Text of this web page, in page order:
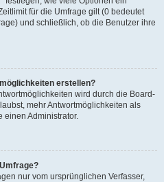
für die Umfrage gilt (0 bedeutet
und schließlich, ob die Benutzer ihre
erstellen?
wird durch die Board-
mehr Antwortmöglichkeiten als
einen Administrator.
nur vom ursprünglichen Verfasser,